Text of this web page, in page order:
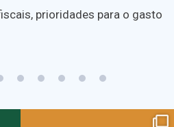
prioridades para o gasto